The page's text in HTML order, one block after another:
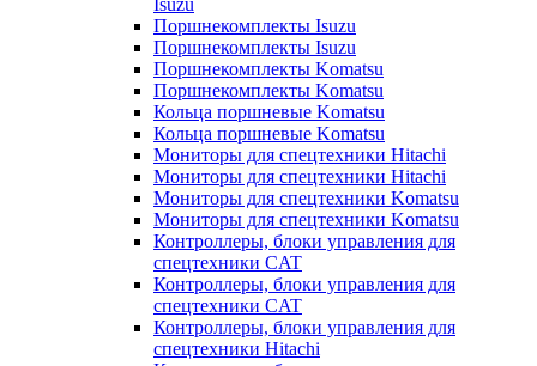
Isuzu
Поршнекомплекты Isuzu
Поршнекомплекты Isuzu
Поршнекомплекты Komatsu
Поршнекомплекты Komatsu
Кольца поршневые Komatsu
Кольца поршневые Komatsu
Мониторы для спецтехники Hitachi
Мониторы для спецтехники Hitachi
Мониторы для спецтехники Komatsu
Мониторы для спецтехники Komatsu
Контроллеры, блоки управления для
спецтехники CAT
Контроллеры, блоки управления для
спецтехники CAT
Контроллеры, блоки управления для
спецтехники Hitachi